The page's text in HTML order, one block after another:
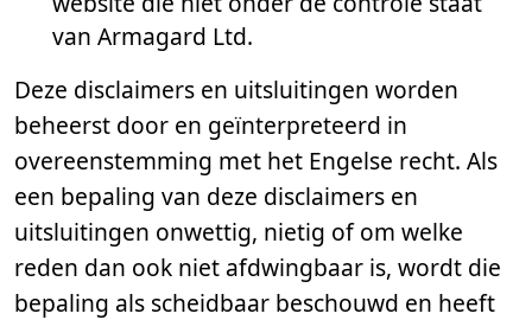
van Armagard Ltd.
Deze disclaimers en uitsluitingen worden
beheerst door en geïnterpreteerd in
overeenstemming met het Engelse recht. Als
een bepaling van deze disclaimers en
uitsluitingen onwettig, nietig of om welke
reden dan ook niet afdwingbaar is, wordt die
bepaling als scheidbaar beschouwd en heeft